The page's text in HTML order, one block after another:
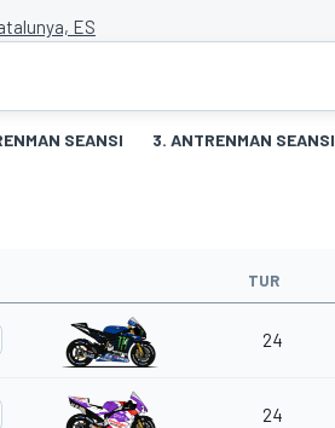
ES
SEANSI 3. ANTRENMAN SEANSI
TUR
24
24